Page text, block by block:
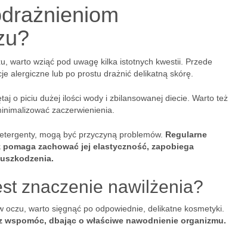
warto wziąć pod uwagę kilka istotnych kwestii. Przede
alergiczne lub po prostu drażnić delikatną skórę.
o piciu dużej ilości wody i zbilansowanej diecie. Warto też
zaczerwienienia.
mogą być przyczyną problemów. Regularne
zachować jej elastyczność, zapobiega
znaczenie nawilżenia?
warto sięgnąć po odpowiednie, delikatne kosmetyki.
dbając o właściwe nawodnienie organizmu.